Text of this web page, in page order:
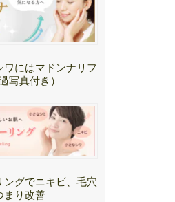
ワにはマドンナリフ
写真付き）
ングでニキビ、毛穴
まり改善